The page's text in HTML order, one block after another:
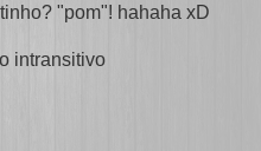
"pom"! hahaha xD
intransitivo